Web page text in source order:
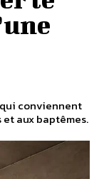
conviennent
aux baptêmes.